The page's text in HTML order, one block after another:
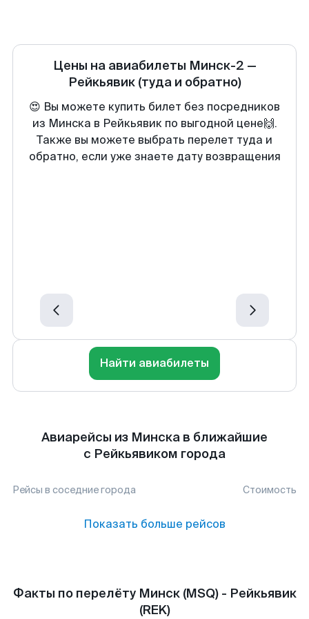
Цены на авиабилеты Минск-2 —
Рейкьявик (туда и обратно)
😍 Вы можете купить билет без посредников
из Минска в Рейкьявик по выгодной цене🙌.
Также вы можете выбрать перелет туда и
обратно, если уже знаете дату возвращения
Найти авиабилеты
Авиарейсы из Минска в ближайшие
с Рейкьявиком города
Рейсы в соседние города Стоимость
Показать больше рейсов
Факты по перелёту Минск (MSQ) - Рейкьявик
(REK)